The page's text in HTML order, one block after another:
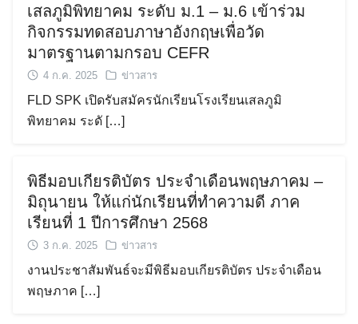
Search
เสลภูมิพิทยาคม ระดับ ม.1 – ม.6 เข้าร่วม
กิจกรรมทดสอบภาษาอังกฤษเพื่อวัด
มาตรฐานตามกรอบ CEFR
4 ก.ค. 2025 ข่าวสาร
FLD SPK เปิดรับสมัครนักเรียนโรงเรียนเสลภูมิ
พิทยาคม ระดั […]
พิธีมอบเกียรติบัตร ประจำเดือนพฤษภาคม –
มิถุนายน ให้แก่นักเรียนที่ทำความดี ภาค
เรียนที่ 1 ปีการศึกษา 2568
3 ก.ค. 2025 ข่าวสาร
งานประชาสัมพันธ์จะมีพิธีมอบเกียรติบัตร ประจำเดือน
พฤษภาค […]